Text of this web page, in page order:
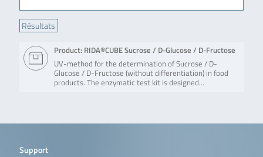
Product: RIDA®CUBE Sucrose / D-Glucose / D-Fructose
UV-method for the determination of Sucrose / D-
Glucose / D-Fructose (without differentiation) in food
products. The enzymatic test kit is designed…
Support